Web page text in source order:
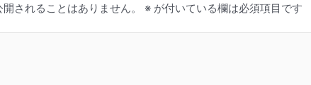
されることはありません。 ※ が付いている欄は必須項目です